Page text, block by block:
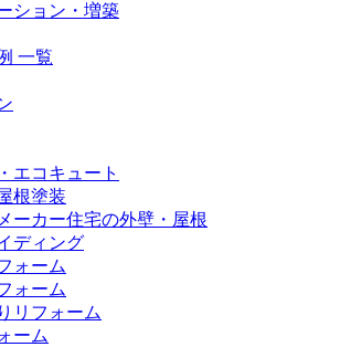
ション・増築
一覧
エコキュート
根塗装
ーカー住宅の外壁・屋根
ディング
ォーム
ォーム
リフォーム
ーム